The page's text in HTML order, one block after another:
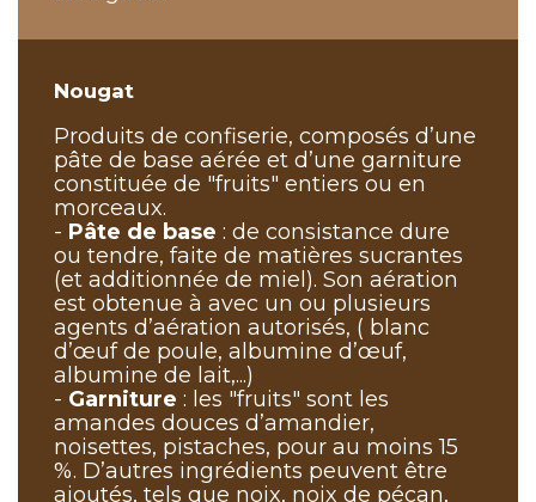
Nougat
Produits de confiserie, composés d’une
pâte de base aérée et d’une garniture
constituée de "fruits" entiers ou en
morceaux.
- Pâte de base : de consistance dure
ou tendre, faite de matières sucrantes
(et additionnée de miel). Son aération
est obtenue à avec un ou plusieurs
agents d’aération autorisés, ( blanc
d’œuf de poule, albumine d’œuf,
albumine de lait,...)
- Garniture : les "fruits" sont les
amandes douces d’amandier,
noisettes, pistaches, pour au moins 15
%. D’autres ingrédients peuvent être
ajoutés, tels que noix, noix de pécan,